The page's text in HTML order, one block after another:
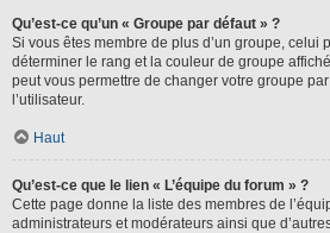
Qu’est-ce qu’un « Groupe par défaut » ?
Si vous êtes membre de plus d’un groupe, celui
déterminer le rang et la couleur de groupe
peut vous permettre de changer votre groupe
l’utilisateur.
Haut
Qu’est-ce que le lien « L’équipe du forum » ?
Cette page donne la liste des membres de
administrateurs et modérateurs ainsi que